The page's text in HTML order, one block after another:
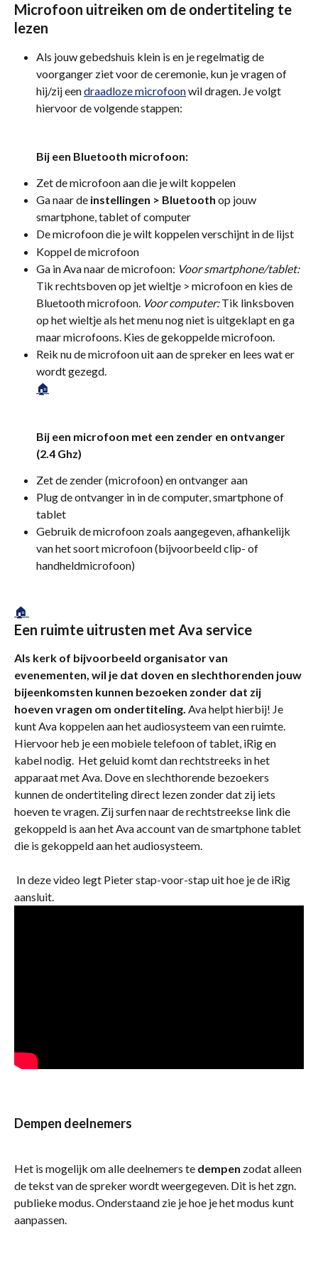
Microfoon uitreiken om de ondertiteling te
lezen
Als jouw gebedshuis klein is en je regelmatig de
voorganger ziet voor de ceremonie, kun je vragen of
hij/zij een draadloze microfoon wil dragen. Je volgt
hiervoor de volgende stappen:
Bij een Bluetooth microfoon:
Zet de microfoon aan die je wilt koppelen
Ga naar de instellingen > Bluetooth op jouw
smartphone, tablet of computer
De microfoon die je wilt koppelen verschijnt in de lijst
Koppel de microfoon
Ga in Ava naar de microfoon: Voor smartphone/tablet:
Tik rechtsboven op jet wieltje > microfoon en kies de
Bluetooth microfoon. Voor computer: Tik linksboven
op het wieltje als het menu nog niet is uitgeklapt en ga
maar microfoons. Kies de gekoppelde microfoon.
Reik nu de microfoon uit aan de spreker en lees wat er
wordt gezegd.
🏠
Bij een microfoon met een zender en ontvanger
(2.4 Ghz)
Zet de zender (microfoon) en ontvanger aan
Plug de ontvanger in in de computer, smartphone of
tablet
Gebruik de microfoon zoals aangegeven, afhankelijk
van het soort microfoon (bijvoorbeeld clip- of
handheldmicrofoon)
🏠
Een ruimte uitrusten met Ava service
Als kerk of bijvoorbeeld organisator van
evenementen, wil je dat doven en slechthorenden jouw
bijeenkomsten kunnen bezoeken zonder dat zij
hoeven vragen om ondertiteling. Ava helpt hierbij! Je
kunt Ava koppelen aan het audiosysteem van een ruimte.
Hiervoor heb je een mobiele telefoon of tablet, iRig en
kabel nodig.  Het geluid komt dan rechtstreeks in het
apparaat met Ava. Dove en slechthorende bezoekers
kunnen de ondertiteling direct lezen zonder dat zij iets
hoeven te vragen. Zij surfen naar de rechtstreekse link die
gekoppeld is aan het Ava account van de smartphone tablet
die is gekoppeld aan het audiosysteem.
aansluit.
Dempen deelnemers
Het is mogelijk om alle deelnemers te dempen zodat alleen
de tekst van de spreker wordt weergegeven. Dit is het zgn.
publieke modus. Onderstaand zie je hoe je het modus kunt
aanpassen.